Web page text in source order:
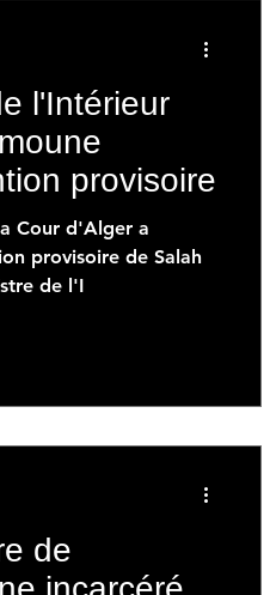
l'Intérieur
provisoire
Cour d'Alger a
provisoire de Salah
de l'I
de